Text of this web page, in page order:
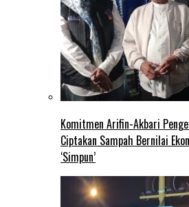
Komitmen Arifin-Akbari
Ciptakan Sampah Bernilai
‘Simpun’